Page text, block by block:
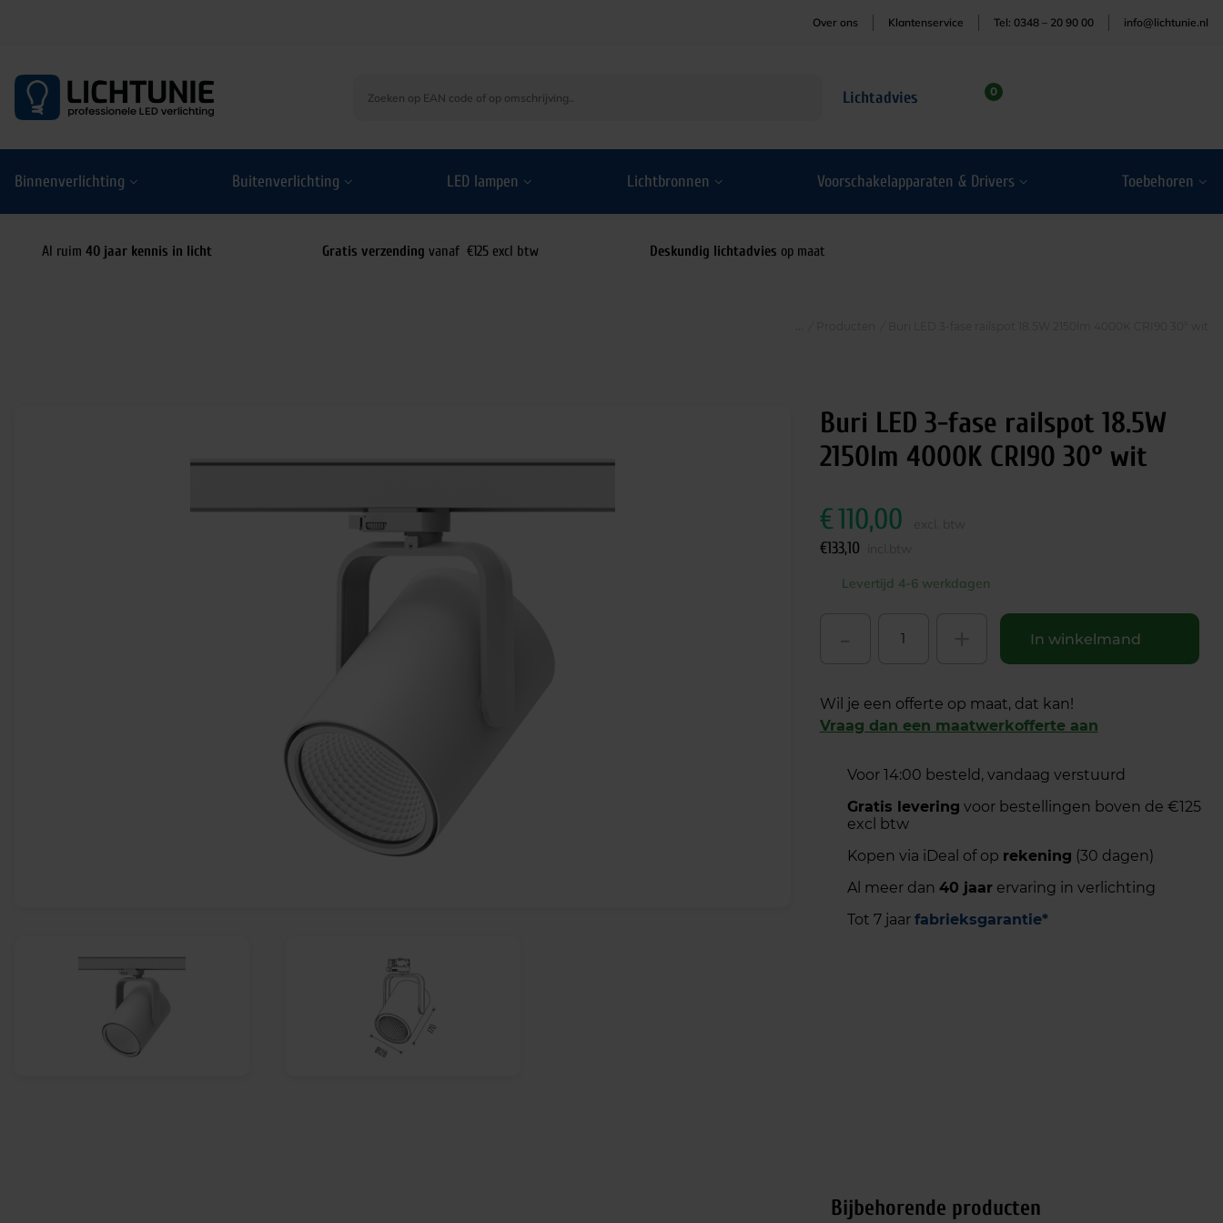
Over ons Klantenservice Tel: 0348 – 20 90 00 info@lichtunie.nl
Lichtadvies 0
Binnenverlichting Buitenverlichting LED lampen Lichtbronnen Voorschakelapparaten & Drivers Toebehoren
Al ruim 40 jaar kennis in licht Gratis verzending vanaf €125 excl btw Deskundig lichtadvies op maat
Buri LED 3-fase railspot 18.5W
2150lm 4000K CRI90 30° wit
€110,00
€133,10
Levertijd 4-6 werkdagen
In winkelmand
Wil je een offerte op maat, dat kan!
Vraag dan een maatwerkofferte aan
Voor 14:00 besteld, vandaag verstuurd
Gratis levering voor bestellingen boven de €125
excl btw
Kopen via iDeal of op rekening (30 dagen)
Al meer dan 40 jaarervaring in verlichting
Tot 7 jaar fabrieksgarantie*
Bijbehorende producten